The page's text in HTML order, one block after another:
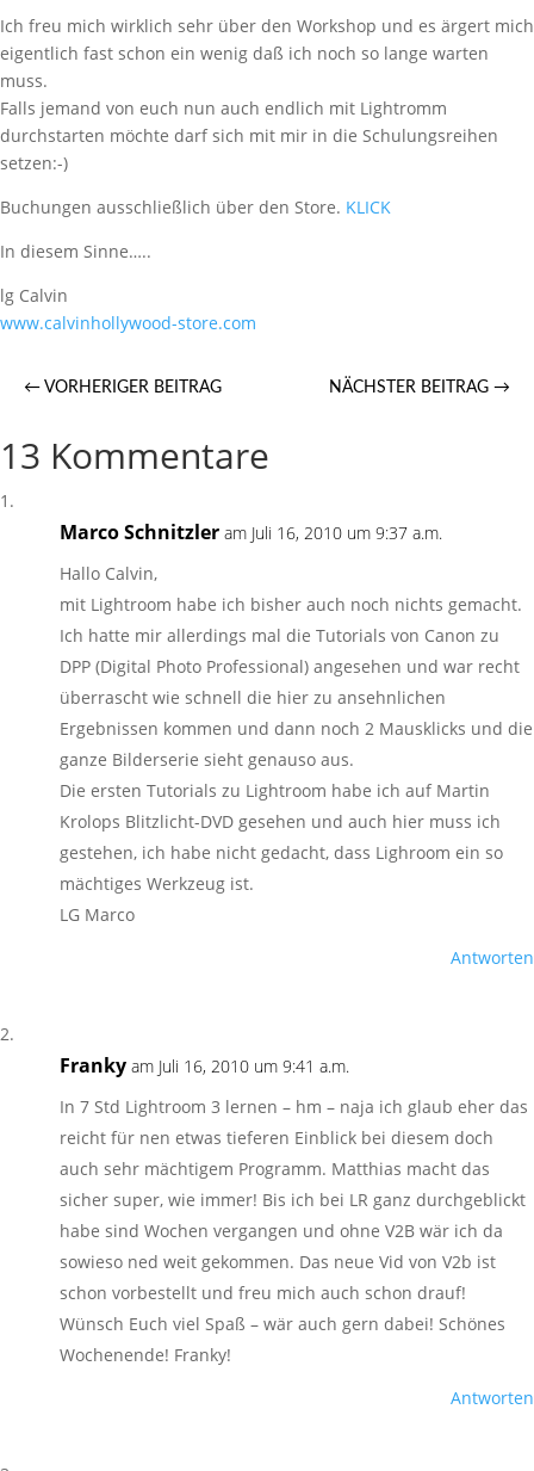
Ich freu mich wirklich sehr über den Workshop und es ärgert mich
eigentlich fast schon ein wenig daß ich noch so lange warten
muss.
Falls jemand von euch nun auch endlich mit Lightromm
durchstarten möchte darf sich mit mir in die Schulungsreihen
setzen:-)
Buchungen ausschließlich über den Store. KLICK
In diesem Sinne…..
lg Calvin
www.calvinhollywood-store.com
← VORHERIGER BEITRAG NÄCHSTER BEITRAG →
13 Kommentare
Marco Schnitzler am Juli 16, 2010 um 9:37 a.m.
Hallo Calvin,
mit Lightroom habe ich bisher auch noch nichts gemacht.
Ich hatte mir allerdings mal die Tutorials von Canon zu
DPP (Digital Photo Professional) angesehen und war recht
überrascht wie schnell die hier zu ansehnlichen
Ergebnissen kommen und dann noch 2 Mausklicks und die
ganze Bilderserie sieht genauso aus.
Die ersten Tutorials zu Lightroom habe ich auf Martin
Krolops Blitzlicht-DVD gesehen und auch hier muss ich
gestehen, ich habe nicht gedacht, dass Lighroom ein so
mächtiges Werkzeug ist.
LG Marco
Antworten
Franky am Juli 16, 2010 um 9:41 a.m.
In 7 Std Lightroom 3 lernen – hm – naja ich glaub eher das
reicht für nen etwas tieferen Einblick bei diesem doch
auch sehr mächtigem Programm. Matthias macht das
sicher super, wie immer! Bis ich bei LR ganz durchgeblickt
habe sind Wochen vergangen und ohne V2B wär ich da
sowieso ned weit gekommen. Das neue Vid von V2b ist
schon vorbestellt und freu mich auch schon drauf!
Wünsch Euch viel Spaß – wär auch gern dabei! Schönes
Wochenende! Franky!
Antworten